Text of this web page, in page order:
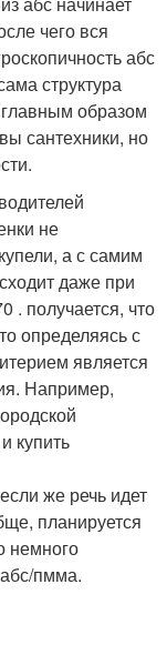
чего вся
абс
структура
образом
сантехники, но
не
а с самим
даже при
. получается, что
определяясь с
является
Например,
купить
же речь идет
планируется
немного
пмма.